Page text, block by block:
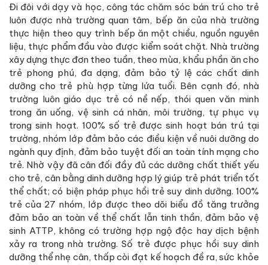
Đi đôi với dạy và học, công tác chăm sóc bán trú cho trẻ
luôn được nhà trường quan tâm, bếp ăn của nhà trường
thực hiện theo quy trình bếp ăn một chiều, nguồn nguyên
liệu, thực phẩm đầu vào được kiểm soát chặt. Nhà trường
xây dựng thực đơn theo tuần, theo mùa, khẩu phần ăn cho
trẻ phong phú, đa dạng, đảm bảo tỷ lệ các chất dinh
dưỡng cho trẻ phù hợp từng lứa tuổi. Bên cạnh đó, nhà
trường luôn giáo dục trẻ có nề nếp, thói quen văn minh
trong ăn uống, vệ sinh cá nhân, môi trường, tự phục vụ
trong sinh hoạt. 100% số trẻ được sinh hoạt bán trú tại
trường, nhóm lớp đảm bảo các điều kiện về nuôi dưỡng do
ngành quy định, đảm bảo tuyệt đối an toàn tính mạng cho
trẻ. Nhờ vậy đã cân đối đầy đủ các dưỡng chất thiết yếu
cho trẻ, cân bằng dinh dưỡng hợp lý giúp trẻ phát triển tốt
thể chất; có biện pháp phục hồi trẻ suy dinh dưỡng. 100%
trẻ của 27 nhóm, lớp được theo dõi biểu đồ tăng trưởng
đảm bảo an toàn về thể chất lẫn tinh thần, đảm bảo vệ
sinh ATTP, không có trường hợp ngộ độc hay dịch bệnh
xảy ra trong nhà trường. Số trẻ được phục hồi suy dinh
dưỡng thể nhẹ cân, thấp còi đạt kế hoạch đề ra, sức khỏe